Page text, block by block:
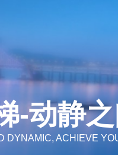
-动静
DYNAMIC, ACHIEVE